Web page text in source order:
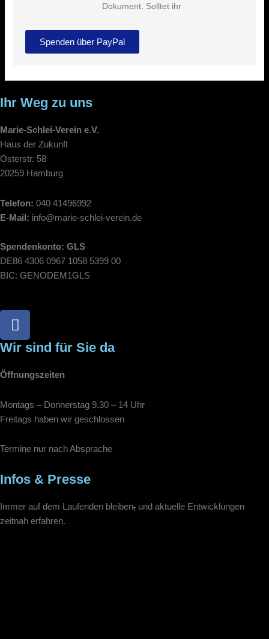
Dokument. Solltet ihr
Spenden über PayPal
Ihr Weg zu uns
Marie-Schlei-Verein e.V.
Haus der Zukunft
Osterstr. 58
20259 Hamburg
Telefon: 040 41496992
E-Mail: info@marie-schlei-verein.de
Spendenkonto: GLS
DE86 4306 0967 1058 5399 00
BIC: GENODEM1GLS
F
a
c
b
o
k
Wir sind für Sie da
Öffnungszeiten
Montags – Donnerstag 9.30 – 14 Uhr
Freitags haben wir geschlossen
Termine nur nach Absprache
Infos & Presse
Immer auf dem Laufenden bleiben, und aktuelle Entwicklungen
zeitnah erfahren.